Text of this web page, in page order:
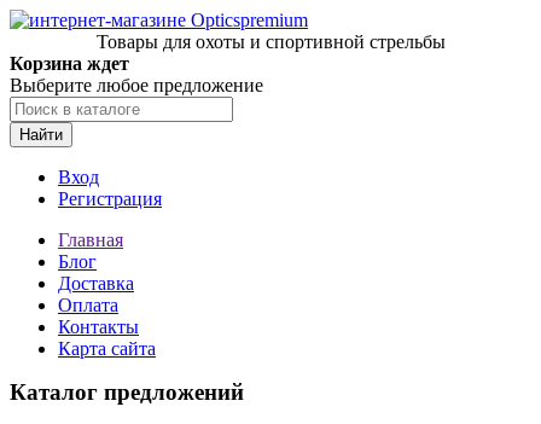
Товары для охоты и спортивной стрельбы
Корзина ждет
Выберите любое предложение
Найти
Вход
Регистрация
Главная
Блог
Доставка
Оплата
Контакты
Карта сайта
Каталог предложений